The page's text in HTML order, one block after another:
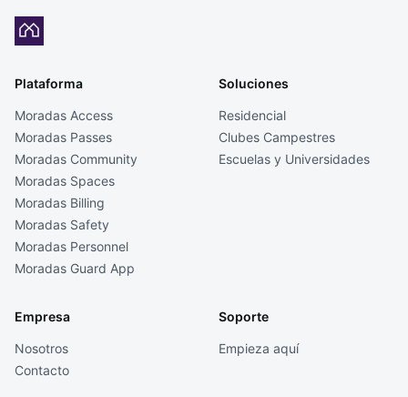
Plataforma
Moradas Access
Moradas Passes
Moradas Community
Moradas Spaces
Moradas Billing
Moradas Safety
Moradas Personnel
Moradas Guard App
Soluciones
Residencial
Clubes Campestres
Escuelas y Universidades
Empresa
Nosotros
Contacto
Soporte
Empieza aquí